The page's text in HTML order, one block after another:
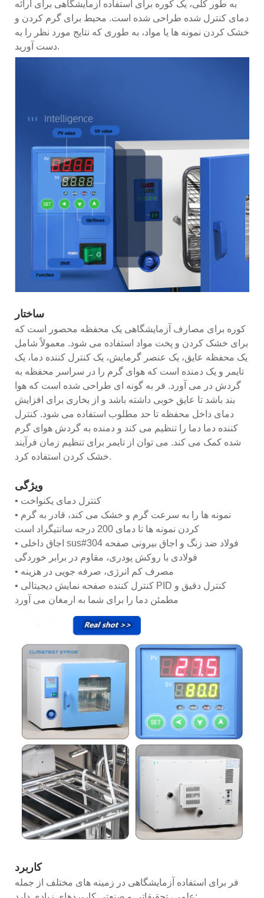
به طور کلی، یک کوره برای استفاده آزمایشگاهی برای ارائه
دمای کنترل شده طراحی شده است. محیط برای گرم کردن و
خشک کردن نمونه ها یا مواد، به طوری که نتایج مورد نظر را به
دست آورید.
ساختار
کوره برای مصارف آزمایشگاهی یک محفظه محصور است که
برای خشک کردن و پخت مواد استفاده می شود. معمولاً شامل
یک محفظه عایق، یک عنصر گرمایش، یک کنترل کننده دما، یک
تایمر و یک دمنده است که هوای گرم را در سراسر محفظه به
گردش در می آورد. فر به گونه ای طراحی شده است که هوا
بند باشد تا عایق خوبی داشته باشد و از بخاری برای افزایش
دمای داخل محفظه تا حد مطلوب استفاده می شود. کنترل
کننده دما دما را تنظیم می کند و دمنده به گردش هوای گرم
شده کمک می کند. می توان از تایمر برای تنظیم زمان فرآیند
خشک کردن استفاده کرد.
ویژگی
• کنترل دمای یکنواخت
• نمونه ها را به سرعت گرم و خشک می کند، قادر به گرم
کردن نمونه ها تا دمای 200 درجه سانتیگراد است
• اجاق داخلی sus#304 فولاد ضد زنگ و اجاق بیرونی صفحه
فولادی با روکش پودری، مقاوم در برابر خوردگی
• مصرف کم انرژی، صرفه جویی در هزینه
• کنترل کننده صفحه نمایش دیجیتالی PID کنترل دقیق و
مطمئن دما را برای شما به ارمغان می آورد
کاربرد
فر برای استفاده آزمایشگاهی در زمینه های مختلف از جمله